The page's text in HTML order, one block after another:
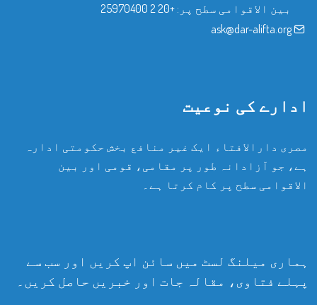
بین الاقوامی سطح پر: +20 2 25970400
ask@dar-alifta.org
ادارے کی نوعیت
مصری دارالافتاء ایک غیر منافع بخش حکومتی ادارہ
ہے، جو آزادانہ طور پر مقامی، قومی اور بین
الاقوامی سطح پر کام کرتا ہے۔
ہماری میلنگ لسٹ میں سائن اپ کریں اور سب سے
پہلے فتاوی، مقالہ جات اور خبریں حاصل کریں۔